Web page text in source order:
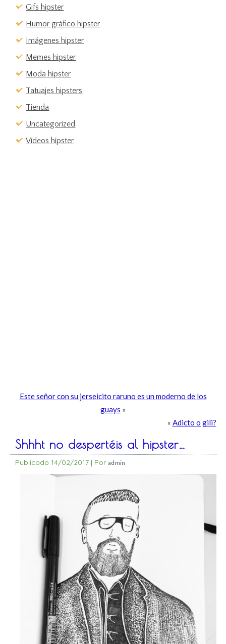
Gifs hipster
Humor gráfico hipster
Imágenes hipster
Memes hipster
Moda hipster
Tatuajes hipsters
Tienda
Uncategorized
Vídeos hipster
Este señor con su jerseicito raruno es un moderno de los
guays »
« Adicto o gili?
Shhht no despertéis al hipster…
Publicado 14/02/2017 | Por admin